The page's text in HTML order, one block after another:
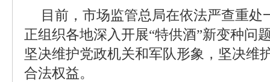
目前，市场监管总局在依法严查重
正组织各地深入开展“特供酒”新变种问
坚决维护党政机关和军队形象，坚决维
合法权益。